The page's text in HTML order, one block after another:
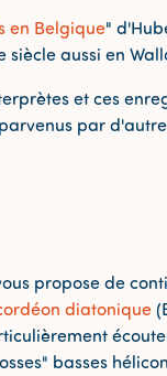
en Belgique"
aussi en
et ces
par
propose de
diatonique
basses